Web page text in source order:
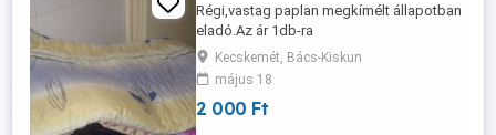
Régi,vastag paplan megkímélt állapotban
eladó.Az ár 1db-ra
értendő!130*180,110*160cm is vannak.
Kecskemét, Bács-Kiskun
május 18
2 000 Ft